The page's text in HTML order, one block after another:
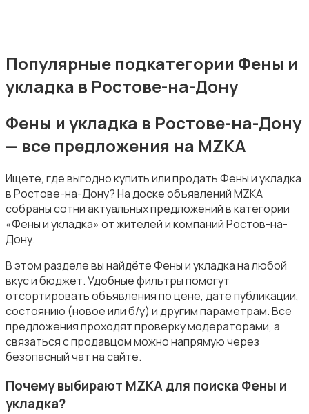
Уход за кожей
Фены и укладка
Солярии и загар
Популярные подкатегории Фены и
укладка в Ростове-на-Дону
Фены и укладка в Ростове-на-Дону
— все предложения на MZKA
Ищете, где выгодно купить или продать Фены и укладка
в Ростове-на-Дону? На доске объявлений MZKA
собраны сотни актуальных предложений в категории
«Фены и укладка» от жителей и компаний Ростов-на-
Дону.
В этом разделе вы найдёте Фены и укладка на любой
вкус и бюджет. Удобные фильтры помогут
отсортировать объявления по цене, дате публикации,
состоянию (новое или б/у) и другим параметрам. Все
предложения проходят проверку модераторами, а
связаться с продавцом можно напрямую через
безопасный чат на сайте.
Почему выбирают MZKA для поиска Фены и
укладка?